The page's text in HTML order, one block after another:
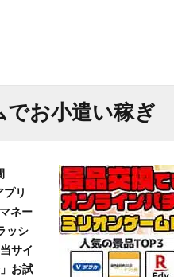
お小遣い稼ぎ
リ
ネー
ッシ
サイ
お試